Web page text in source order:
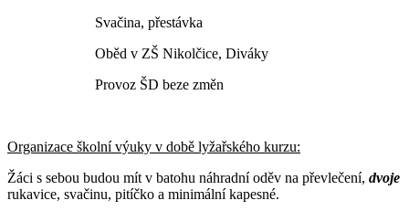
Svačina, přestávka
Oběd v ZŠ Nikolčice, Diváky
Provoz ŠD beze změn
Organizace školní výuky v době lyžařského kurzu:
Žáci s sebou budou mít v batohu náhradní oděv na převlečení, dvoje
rukavice, svačinu, pitíčko a minimální kapesné.